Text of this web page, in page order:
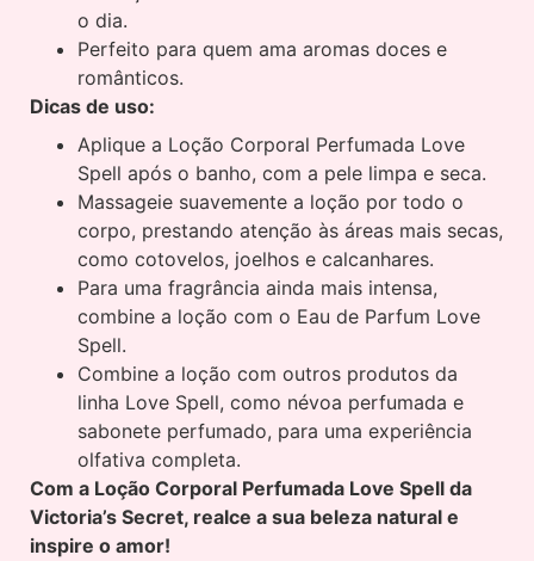
o dia.
Perfeito para quem ama aromas doces e
românticos.
Dicas de uso:
Aplique a Loção Corporal Perfumada Love
Spell após o banho, com a pele limpa e seca.
Massageie suavemente a loção por todo o
corpo, prestando atenção às áreas mais secas,
como cotovelos, joelhos e calcanhares.
Para uma fragrância ainda mais intensa,
combine a loção com o Eau de Parfum Love
Spell.
Combine a loção com outros produtos da
linha Love Spell, como névoa perfumada e
sabonete perfumado, para uma experiência
olfativa completa.
Com a Loção Corporal Perfumada Love Spell da
Victoria’s Secret, realce a sua beleza natural e
inspire o amor!